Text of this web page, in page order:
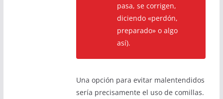
pasa, se corrigen,
diciendo «perdón,
preparado» o algo
así).
Una opción para evitar malentendidos
sería precisamente el uso de comillas.